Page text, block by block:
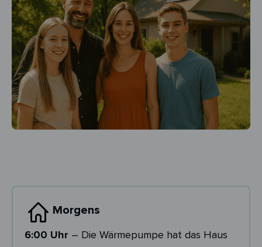
Morgens
6:00 Uhr – Die Wärmepumpe hat das Haus